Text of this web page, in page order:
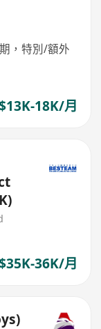
，特別/額外
18K/月
36K/月